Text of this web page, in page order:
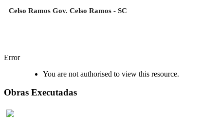
Celso Ramos Gov. Celso Ramos - SC
Error
You are not authorised to view this resource.
Obras Executadas